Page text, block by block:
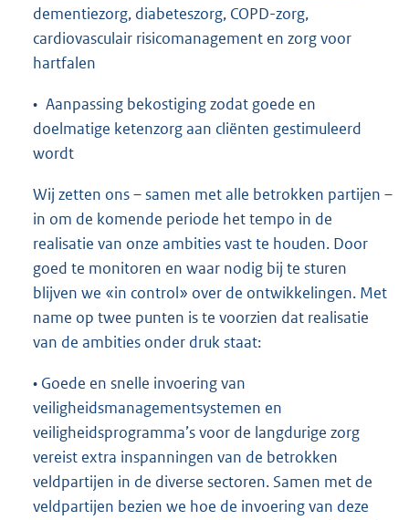
dementiezorg, diabeteszorg, COPD-zorg,
cardiovasculair risicomanagement en zorg voor
hartfalen
• Aanpassing bekostiging zodat goede en
doelmatige ketenzorg aan cliënten gestimuleerd
wordt
Wij zetten ons – samen met alle betrokken partijen –
in om de komende periode het tempo in de
realisatie van onze ambities vast te houden. Door
goed te monitoren en waar nodig bij te sturen
blijven we «in control» over de ontwikkelingen. Met
name op twee punten is te voorzien dat realisatie
van de ambities onder druk staat:
• Goede en snelle invoering van
veiligheidsmanagementsystemen en
veiligheidsprogramma’s voor de langdurige zorg
vereist extra inspanningen van de betrokken
veldpartijen in de diverse sectoren. Samen met de
veldpartijen bezien we hoe de invoering van deze